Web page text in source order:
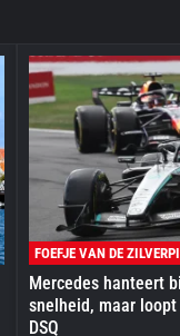
FOEFJE VAN DE
Mercedes hanteert
snelheid, maar
DSQ